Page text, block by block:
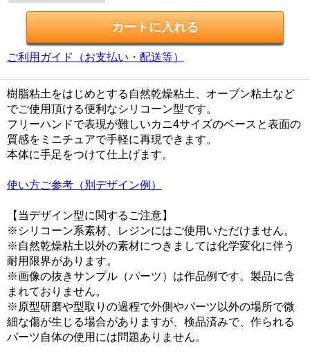
ご利用ガイド（お支払い・配送等）
樹脂粘土をはじめとする自然乾燥粘土、オーブン粘土など
でご使用頂ける便利なシリコーン型です。
フリーハンドで表現が難しいカニ4サイズのベースと表面の
質感をミニチュアで手軽に再現できます。
本体に手足をつけて仕上げます。
使い方ご参考（別デザイン例）
【当デザイン型に関するご注意】
※シリコーン系素材、レジンにはご使用いただけません。
※自然乾燥粘土以外の素材につきましては化学変化に伴う
耐用限界があります。
※画像の抜きサンプル（パーツ）は作品例です。製品に含
まれておりません。
※原型研磨や型取りの過程で外側やパーツ以外の場所で微
細な傷が生じる場合がありますが、検品済みで、作られる
パーツ自体の使用には問題ありません。